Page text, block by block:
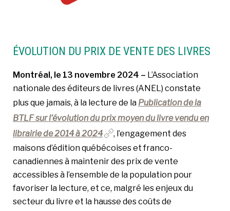
ÉVOLUTION DU PRIX DE VENTE DES LIVRES
Montréal, le 13 novembre 2024 – L’Association
nationale des éditeurs de livres (ANEL) constate
plus que jamais, à la lecture de la Publication de la
BTLF sur l’évolution du prix moyen du livre vendu en
librairie de 2014 à 2024
, l’engagement des
maisons d’édition québécoises et franco-
canadiennes à maintenir des prix de vente
accessibles à l’ensemble de la population pour
favoriser la lecture, et ce, malgré les enjeux du
secteur du livre et la hausse des coûts de